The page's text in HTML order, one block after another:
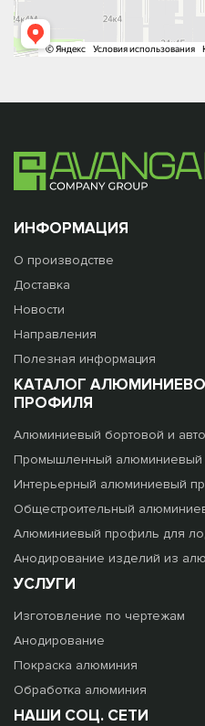
ИНФОРМАЦИЯ
О производстве
Доставка
Новости
Направления
Полезная информация
КАТАЛОГ
ПРОФИЛЯ
Алюминиевый бортовой и
Промышленный алюминиевый
Интерьерный алюминиевый
Общестроительный
Алюминиевый профиль для
Анодирование изделий из
УСЛУГИ
Изготовление по чертежам
Анодирование
Покраска алюминия
Обработка алюминия
НАШИ СОЦ. СЕТИ